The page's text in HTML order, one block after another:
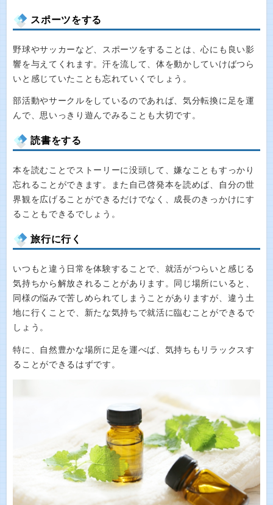
スポーツをする
野球やサッカーなど、スポーツをすることは、心にも良い影
響を与えてくれます。汗を流して、体を動かしていけばつら
いと感じていたことも忘れていくでしょう。
部活動やサークルをしているのであれば、気分転換に足を運
んで、思いっきり遊んでみることも大切です。
読書をする
本を読むことでストーリーに没頭して、嫌なこともすっかり
忘れることができます。また自己啓発本を読めば、自分の世
界観を広げることができるだけでなく、成長のきっかけにす
ることもできるでしょう。
旅行に行く
いつもと違う日常を体験することで、就活がつらいと感じる
気持ちから解放されることがあります。同じ場所にいると、
同様の悩みで苦しめられてしまうことがありますが、違う土
地に行くことで、新たな気持ちで就活に臨むことができるで
しょう。
特に、自然豊かな場所に足を運べば、気持ちもリラックスす
ることができるはずです。